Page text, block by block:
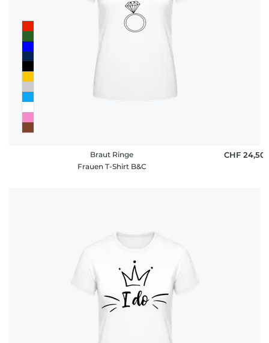
Braut Ringe
Frauen T-Shirt B&C
CHF 24,50